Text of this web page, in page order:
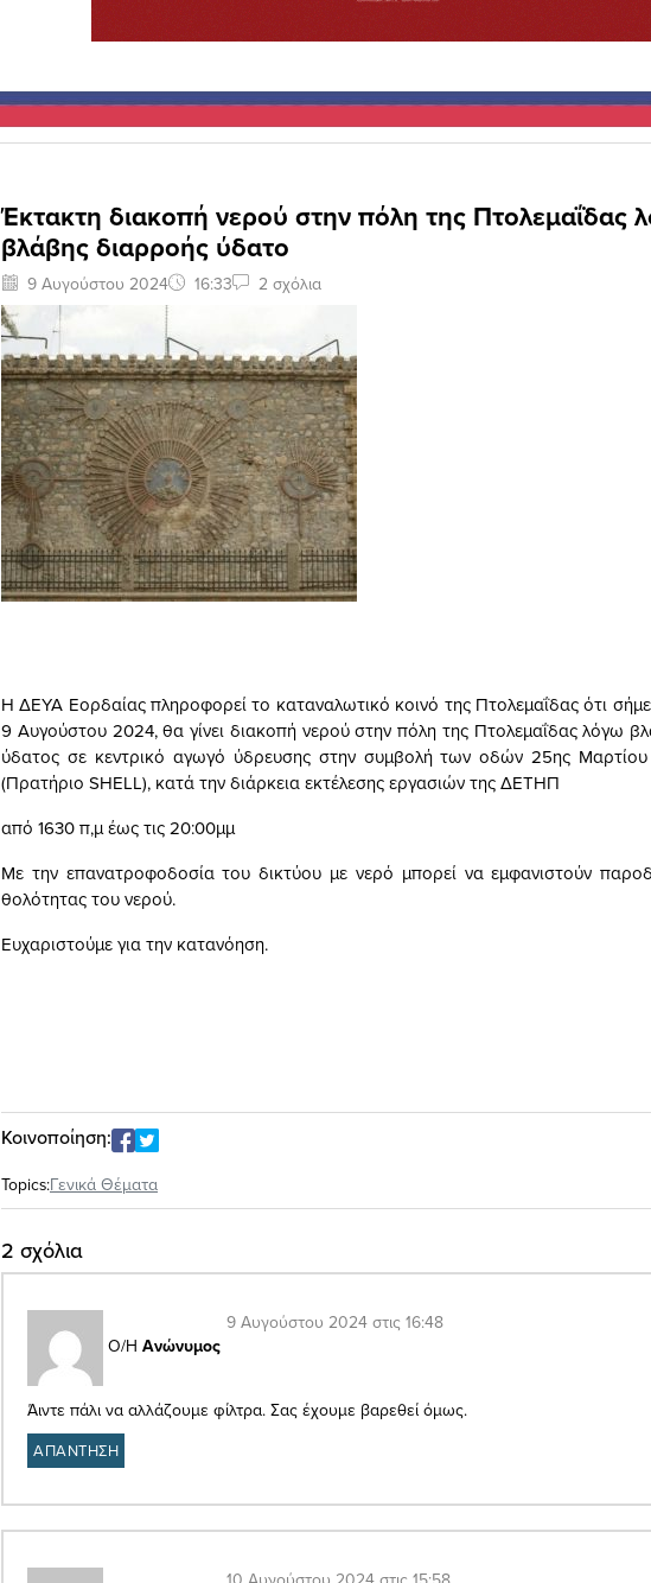
Έκτακτη διακοπή νερού στην πόλη της Πτολεμαΐδας
βλάβης διαρροής ύδατο
9 Αυγούστου 2024 16:33 2 σχόλια
Η ΔΕΥΑ Εορδαίας πληροφορεί το καταναλωτικό κοινό της Πτολεμαΐδας ότι
9 Αυγούστου 2024, θα γίνει διακοπή νερού στην πόλη της Πτολεμαΐδας λόγω
ύδατος σε κεντρικό αγωγό ύδρευσης στην συμβολή των οδών 25ης
(Πρατήριο SHELL), κατά την διάρκεια εκτέλεσης εργασιών της ΔΕΤΗΠ
από 1630 π,μ έως τις 20:00μμ
Με την επανατροφοδοσία του δικτύου με νερό μπορεί να εμφανιστούν
θολότητας του νερού.
Ευχαριστούμε για την κατανόηση.
Κοινοποίηση:
Topics:Γενικά Θέματα
2 σχόλια
Ο/Η Ανώνυμος
9 Αυγούστου 2024 στις 16:48
Άιντε πάλι να αλλάζουμε φίλτρα. Σας έχουμε βαρεθεί όμως.
ΑΠΑΝΤΗΣΗ